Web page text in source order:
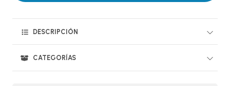
DESCRIPCIÓN
CATEGORÍAS